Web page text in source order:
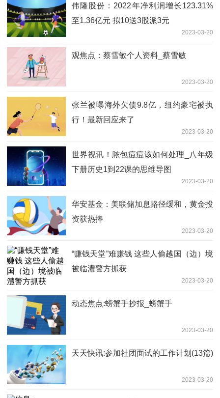
伟隆股份：2022年净利润增长123.31%
至1.36亿元 拟10送3股派3元
2023-03-20
观焦点：蔡雪敏个人资料_蔡雪敏
2023-03-20
张兰被曝海外欠债9.8亿，纽约豪宅被执
行！最新回应来了
2023-03-20
世界视讯！脓包痘痘该如何处理_八年级
下册历史1到22课的思维导图
2023-03-20
华安基金：美联储加息路径缓和，黄金投
资获热捧
2023-03-20
“赚钱天堂”难赚钱 这些人偷越国（边）境
被临澧警方抓获
2023-03-20
动态焦点:螃蟹手抄报_螃蟹手
2023-03-20
天天快讯:参加社团面试的工作计划(13篇)
2023-03-20